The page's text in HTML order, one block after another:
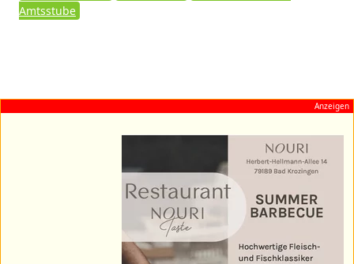
Amtsstube
Anzeigen